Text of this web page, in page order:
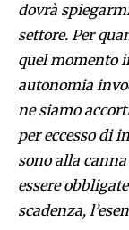
dovrà
settore. Per
quel momento
autonomia
ne siamo
per eccesso di
sono alla
essere
scadenza,